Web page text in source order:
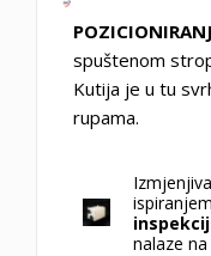
spuštenom
Kutija je u tu
rupama.
nalaze